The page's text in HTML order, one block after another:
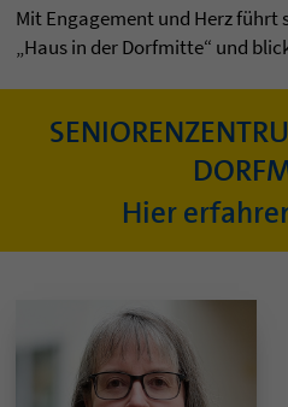
Mit Engagement und Herz führt
„Haus in der Dorfmitte“ und
Hier